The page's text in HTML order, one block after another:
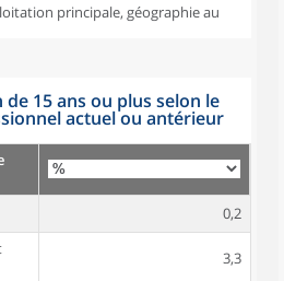
principale, géographie au
de 15 ans ou plus selon le
actuel ou antérieur
0,2
3,3